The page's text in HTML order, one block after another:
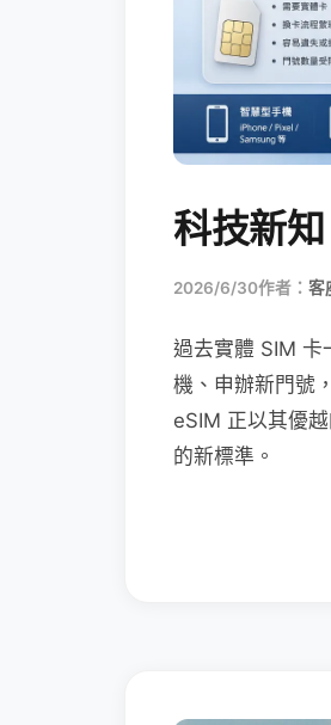
科技新
2026/6/30作者： 客
過去實體 SIM 卡
機、申辦新門號
eSIM 正以其優
的新標準。